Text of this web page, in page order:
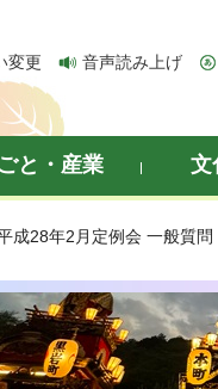
変更 音声読み上げ
と・産業 文
成28年2月定例会 一般質